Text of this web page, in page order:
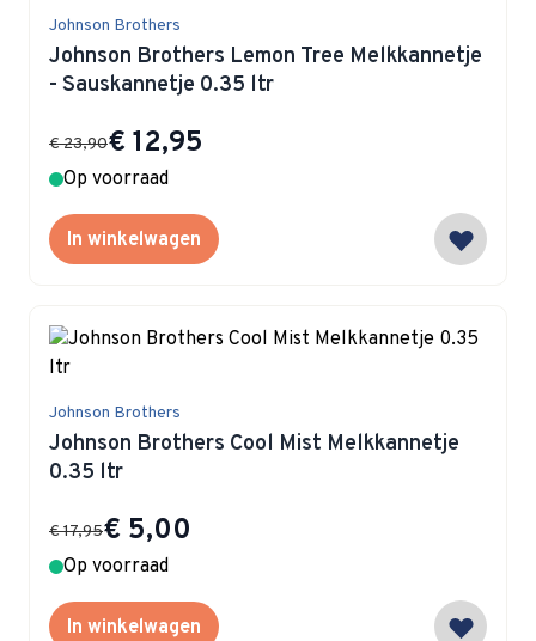
Johnson Brothers
Johnson Brothers Lemon Tree Melkkannetje
- Sauskannetje 0.35 ltr
Special Price
€ 12,95
€ 23,90
Op voorraad
In winkelwagen
Johnson Brothers
Johnson Brothers Cool Mist Melkkannetje
0.35 ltr
Special Price
€ 5,00
€ 17,95
Op voorraad
In winkelwagen